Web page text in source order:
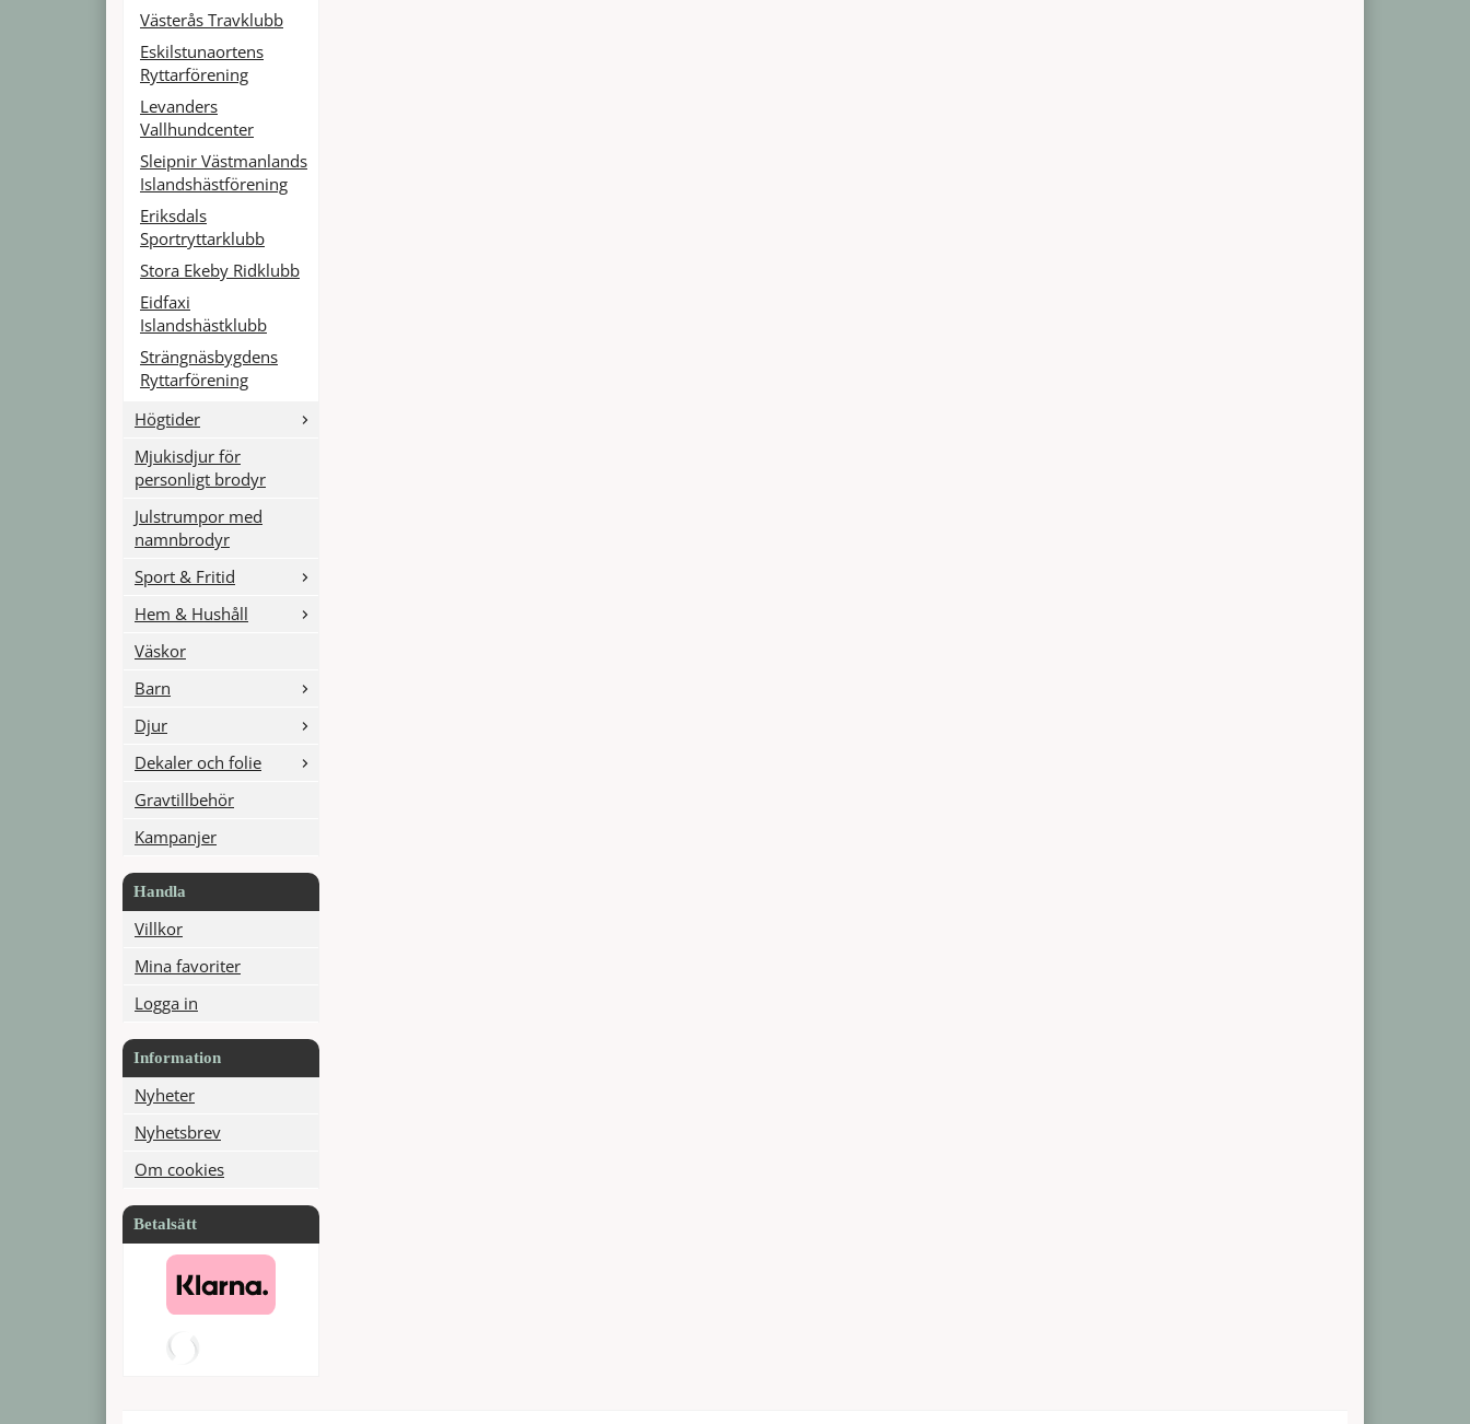
Västerås Travklubb
Eskilstunaortens
Ryttarförening
Levanders
Vallhundcenter
Sleipnir Västmanlands
Islandshästförening
Eriksdals
Sportryttarklubb
Stora Ekeby Ridklubb
Eidfaxi
Islandshästklubb
Strängnäsbygdens
Ryttarförening
Högtider
Mjukisdjur för
personligt brodyr
Julstrumpor med
namnbrodyr
Sport & Fritid
Hem & Hushåll
Väskor
Barn
Djur
Dekaler och folie
Gravtillbehör
Kampanjer
Handla
Villkor
Mina favoriter
Logga in
Information
Nyheter
Nyhetsbrev
Om cookies
Betalsätt